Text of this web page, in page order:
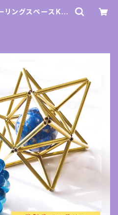
リングスペースKA